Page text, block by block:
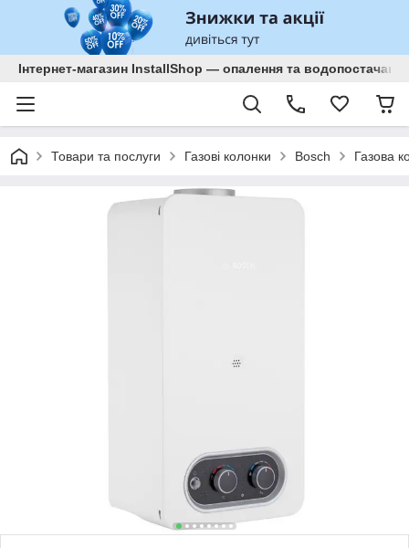
Інтернет-магазин InstallShop — опалення та водопостачання
Товари та послуги Газові колонки Bosch Газова